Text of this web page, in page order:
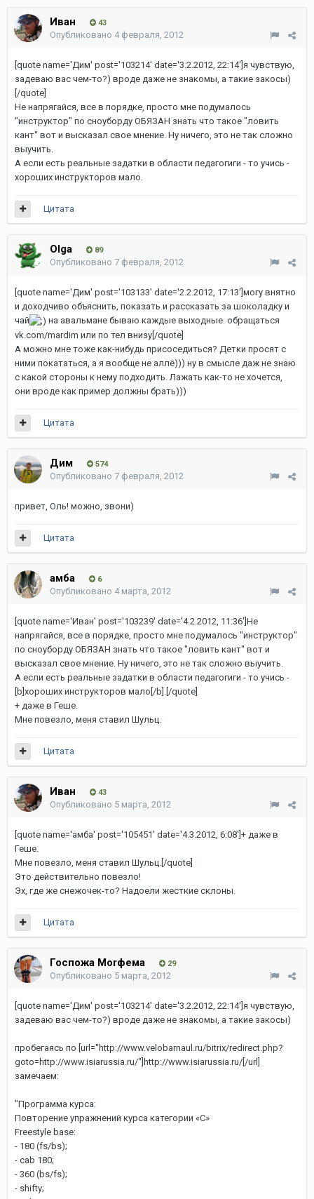
Иван 43
Опубликовано 4 февраля, 2012
[quote name='Дим' post='103214' date='3.2.2012, 22:14']я чувствую,
задеваю вас чем-то?) вроде даже не знакомы, а такие закосы)
[/quote]
Не напрягайся, все в порядке, просто мне подумалось
"инструктор" по сноуборду ОБЯЗАН знать что такое "ловить
кант" вот и высказал свое мнение. Ну ничего, это не так сложно
выучить.
А если есть реальные задатки в области педагогиги - то учись -
хороших инструкторов мало.
Цитата
Olga 89
Опубликовано 7 февраля, 2012
[quote name='Дим' post='103133' date='2.2.2012, 17:13']могу внятно
и доходчиво объяснить, показать и рассказать за шоколадку и
чай
на авальмане бываю каждые выходные. обращаться
vk.com/mardim или по тел внизу[/quote]
А можно мне тоже как-нибудь присоседиться? Детки просят с
ними покататься, а я вообще не аллё))) ну в смысле даж не знаю
с какой стороны к нему подходить. Лажать как-то не хочется,
они вроде как пример должны брать)))
Цитата
Дим 574
Опубликовано 7 февраля, 2012
привет, Оль! можно, звони)
Цитата
амба 6
Опубликовано 4 марта, 2012
[quote name='Иван' post='103239' date='4.2.2012, 11:36']Не
напрягайся, все в порядке, просто мне подумалось "инструктор"
по сноуборду ОБЯЗАН знать что такое "ловить кант" вот и
высказал свое мнение. Ну ничего, это не так сложно выучить.
А если есть реальные задатки в области педагогиги - то учись -
[b]хороших инструкторов мало[/b].[/quote]
+ даже в Геше.
Мне повезло, меня ставил Шульц.
Цитата
Иван 43
Опубликовано 5 марта, 2012
[quote name='амба' post='105451' date='4.3.2012, 6:08']+ даже в
Геше.
Мне повезло, меня ставил Шульц.[/quote]
Это действительно повезло!
Эх, где же снежочек-то? Надоели жесткие склоны.
Цитата
Госпожа Моrфема 29
Опубликовано 5 марта, 2012
[quote name='Дим' post='103214' date='3.2.2012, 22:14']я чувствую,
задеваю вас чем-то?) вроде даже не знакомы, а такие закосы)
пробегаясь по [url="http://www.velobarnaul.ru/bitrix/redirect.php?
goto=http://www.isiarussia.ru/"]http://www.isiarussia.ru/[/url]
замечаем:
"Программа курса:
Повторение упражнений курса категории «C»
Freestyle base:
- 180 (fs/bs);
- cab 180;
- 360 (bs/fs);
- shifty;